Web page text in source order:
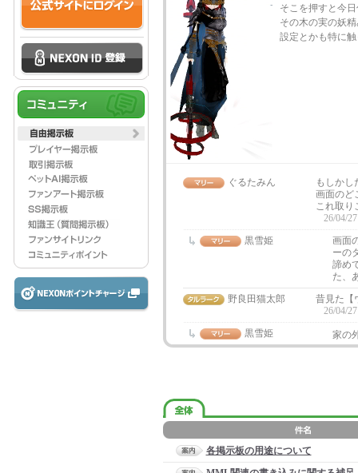
そこを押すと今
その木の実の妖
設定とかも特に
ぐるたみん
もしかし
画面のど
これ取り
26/04/
黒雪姫
画面
ーの
諦め
た、
野良田猫太郎
昔見た【
26/04/
黒雪姫
家の
各掲示板の用途について